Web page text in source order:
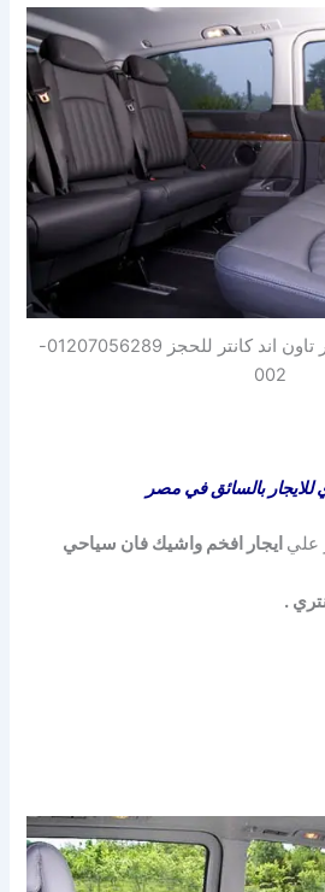
ايجار سيارة فان كرايسلر تاون اند كانتر للحجز 01207056289-
002
للايجار بالسائق في مصر
علي ايجار افخم واشيك فان سياحي
.